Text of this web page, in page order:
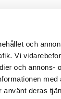
och
Vi
och annons-
med
deras